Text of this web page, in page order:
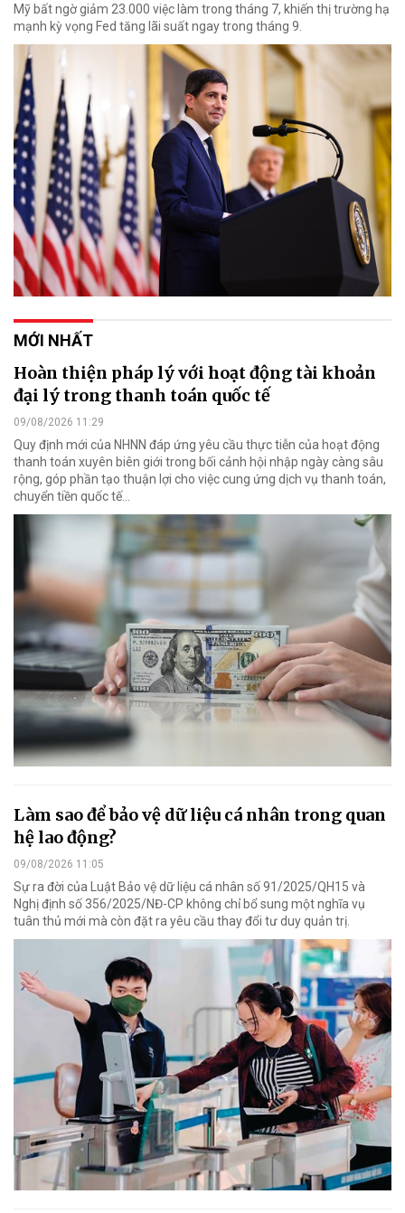
Mỹ bất ngờ giảm 23.000 việc làm trong tháng 7, khiến thị trường hạ
mạnh kỳ vọng Fed tăng lãi suất ngay trong tháng 9.
MỚI NHẤT
Hoàn thiện pháp lý với hoạt động tài khoản
đại lý trong thanh toán quốc tế
09/08/2026 11:29
Quy định mới của NHNN đáp ứng yêu cầu thực tiễn của hoạt động
thanh toán xuyên biên giới trong bối cảnh hội nhập ngày càng sâu
rộng, góp phần tạo thuận lợi cho việc cung ứng dịch vụ thanh toán,
chuyển tiền quốc tế...
Làm sao để bảo vệ dữ liệu cá nhân trong quan
hệ lao động?
09/08/2026 11:05
Sự ra đời của Luật Bảo vệ dữ liệu cá nhân số 91/2025/QH15 và
Nghị định số 356/2025/NĐ-CP không chỉ bổ sung một nghĩa vụ
tuân thủ mới mà còn đặt ra yêu cầu thay đổi tư duy quản trị.